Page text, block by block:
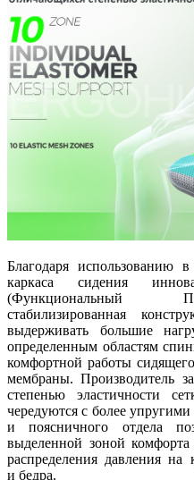
Благодаря использованию
каркаса сидения
(Функциональный
стабилизированная
выдерживать большие
определенным областям
комфортной работы
мембраны. Производитель
степенью эластичности
чередуются с более
и поясничного отдела
выделенной зоной
распределения давления на
и бедра.